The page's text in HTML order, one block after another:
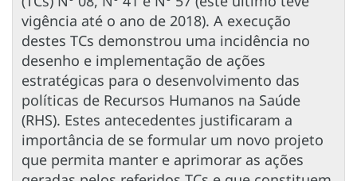
vigência até o ano de 2018). A execução
destes TCs demonstrou uma incidência no
desenho e implementação de ações
estratégicas para o desenvolvimento das
políticas de Recursos Humanos na Saúde
(RHS). Estes antecedentes justificaram a
importância de se formular um novo projeto
que permita manter e aprimorar as ações